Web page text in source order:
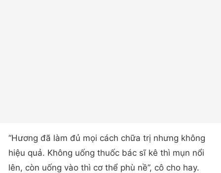
“Hương đã làm đủ mọi cách chữa trị nhưng không
hiệu quả. Không uống thuốc bác sĩ kê thì mụn nổi
lên, còn uống vào thì cơ thể phù nề”, cô cho hay.